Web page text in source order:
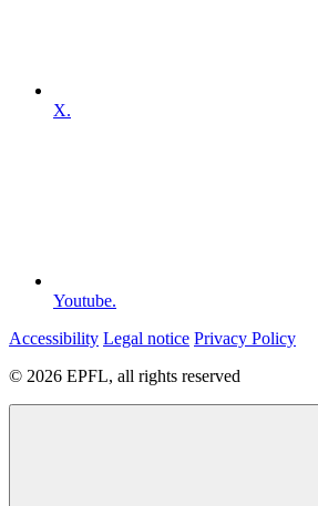
X.
Youtube.
Accessibility Legal notice Privacy Policy
© 2026 EPFL, all rights reserved